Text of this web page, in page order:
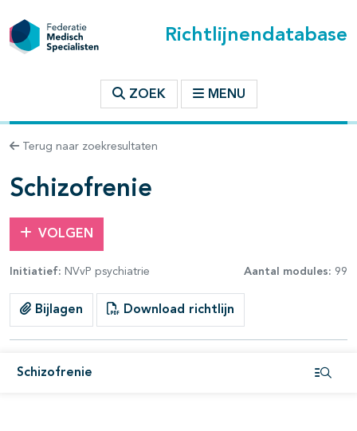
Richtlijnendatabase
ZOEK MENU
Terug naar zoekresultaten
Schizofrenie
VOLGEN
Initiatief: NVvP psychiatrie Aantal modules: 99
Bijlagen Download richtlijn
Schizofrenie
binnen deze richtlijn
open- en dichtklappen
open- en dichtklappen
open- en dichtklappen
open- en dichtklappen